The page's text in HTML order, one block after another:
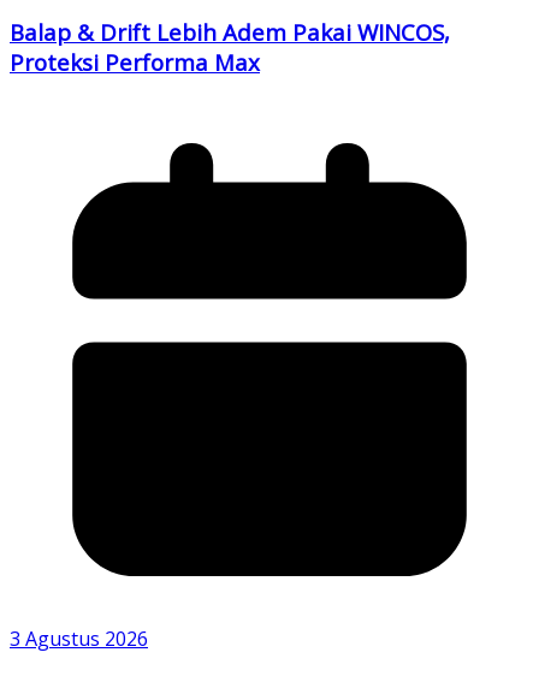
Balap & Drift Lebih Adem Pakai WINCOS,
Proteksi Performa Max
3 Agustus 2026